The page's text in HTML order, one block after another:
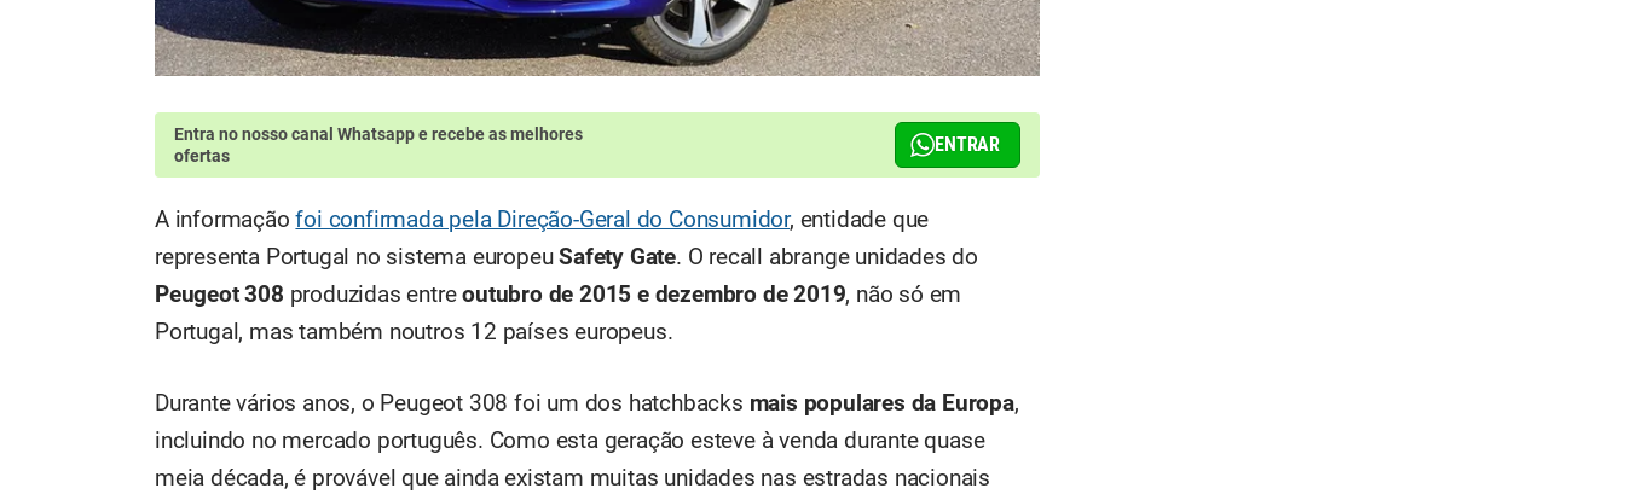
Entra no nosso canal Whatsappe recebe as melhores
ofertas
ENTRAR
A informaçãofoi confirmada pela Direção-Geral do Consumidor, entidade que
representa Portugal no sistema europeuSafety Gate. O recall abrange unidades do
Peugeot 308 produzidas entreoutubro de 2015 e dezembro de 2019, não só em
Portugal, mas também noutros 12 países europeus.
Durante vários anos, o Peugeot 308 foi um dos hatchbacks mais populares da Europa,
incluindo no mercado português. Como esta geração esteve à venda durante quase
meia década, é provável que ainda existam muitas unidades nas estradas nacionais